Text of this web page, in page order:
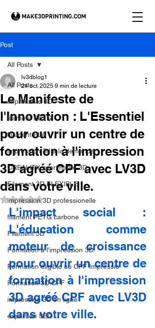
Post
All Posts
imprimante 3D
filament PETG
filament PLA
impression 3d à la demande.
CREALITY imprimante 3D
Filament 3D FLEXIBLE
impression 3D professionelle
filament PETG carbone
Filament 3D
Formation à l'impression 3D.
Formation éligible au CPF Impressio
Formation 3D CPF
impression 3D en ligne
expert en SEO
All Posts
Le Manifeste de
l'Innovation : L'Essentiel
pour ouvrir un centre de
formation à l'impression
3D agréé CPF avec LV3D
dans votre ville.
lv3dblog1
24 oct. 2025 9 min de lecture
Noté NaN étoiles sur 5.
L'impact social :
L'éducation comme
moteur de croissance
pour ouvrir un centre de
formation à l'impression
3D agréé CPF avec LV3D
dans votre ville.